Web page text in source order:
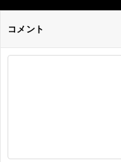
コメント